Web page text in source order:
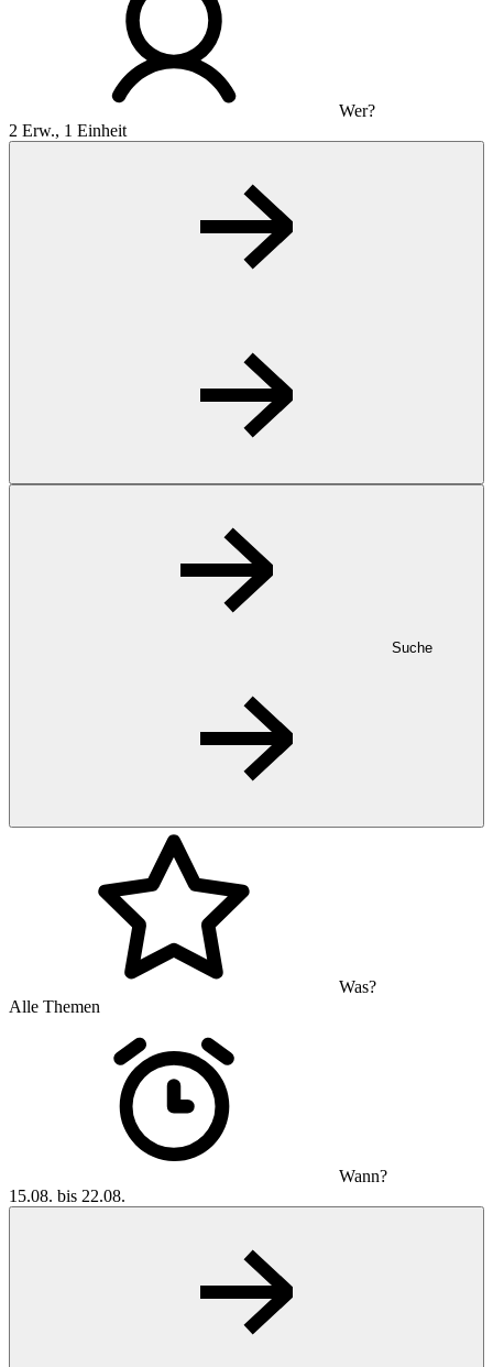
Wer?
2 Erw., 1 Einheit
Suche
Was?
Alle Themen
Wann?
15.08. bis 22.08.